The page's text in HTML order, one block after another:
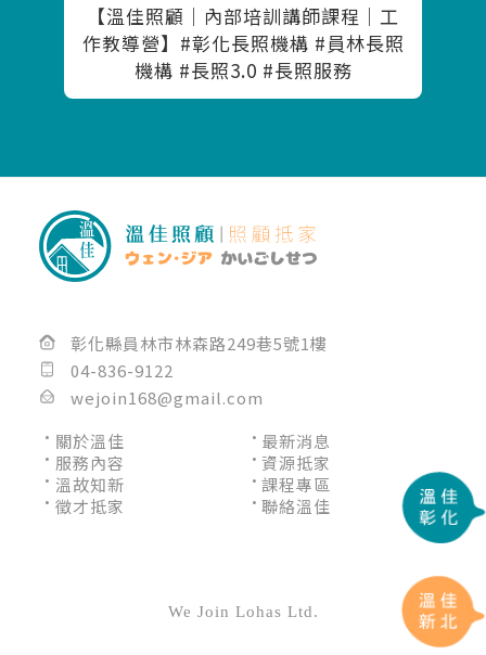
【溫佳照顧｜內部培訓講師課程｜工
作教導營】#彰化長照機構 #員林長照
機構 #長照3.0 #長照服務
04-836-9122
wejoin168@gmail.com
彰化縣員林市林森路249巷5號1樓
關於溫佳
最新消息
服務內容
資源抵家
溫故知新
課程專區
徵才抵家
聯絡溫佳
We Join Lohas Ltd.